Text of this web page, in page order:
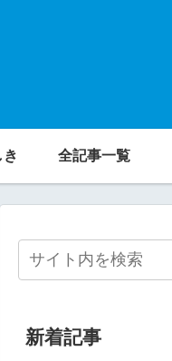
全記事一覧
新着記事